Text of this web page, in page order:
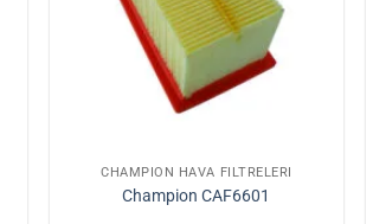
CHAMPION HAVA FILTRELERI
Champion CAF6601